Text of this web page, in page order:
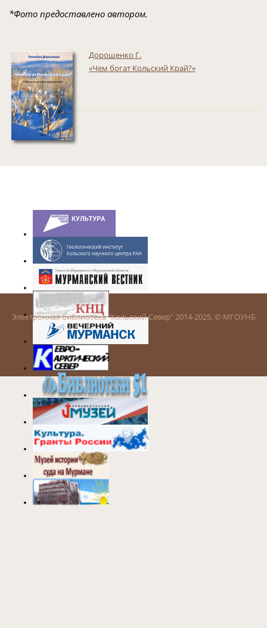
*Фото предоставлено автором.
Дорошенко Г.
«Чем богат Кольский Край?»
Электронная библиотека "Кольский Север" 2014-2025. © МГОУНБ